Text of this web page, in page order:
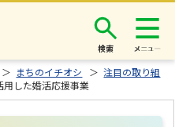
検索
＞ まちのイチオシ ＞注目の取り組
した婚活応援事業